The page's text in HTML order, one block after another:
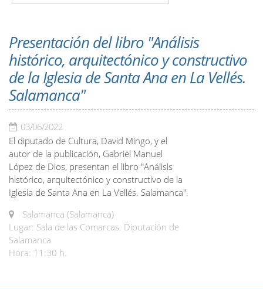
Presentación del libro "Análisis
histórico, arquitectónico y constructivo
de la Iglesia de Santa Ana en La Vellés.
Salamanca"
03/06/2022
El diputado de Cultura, David Mingo, y el
autor de la publicación, Gabriel Manuel
López de Dios, presentan el libro "Análisis
histórico, arquitectónico y constructivo de la
Iglesia de Santa Ana en La Vellés. Salamanca".
Salamanca (Salamanca)
Lugar: Sala de las Comarcas. Diputación de
Salamanca
Hora: 11:30 h.